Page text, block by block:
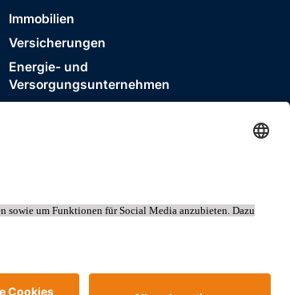
Immobilien
Versicherungen
Energie- und
Versorgungsunternehmen